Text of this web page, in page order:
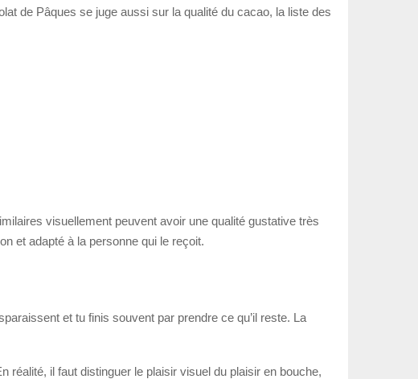
de Pâques se juge aussi sur la qualité du cacao, la liste des
visuellement peuvent avoir une qualité gustative très
et adapté à la personne qui le reçoit.
et tu finis souvent par prendre ce qu’il reste. La
réalité, il faut distinguer le plaisir visuel du plaisir en bouche,